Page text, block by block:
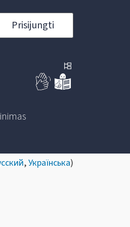
Prisijungti
,Українська)